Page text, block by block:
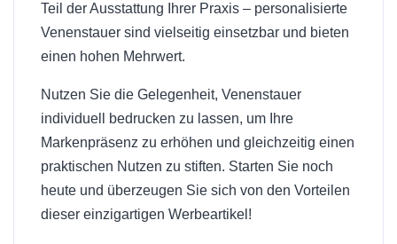
Teil der Ausstattung Ihrer Praxis – personalisierte
Venenstauer sind vielseitig einsetzbar und bieten
einen hohen Mehrwert.
Nutzen Sie die Gelegenheit, Venenstauer
individuell bedrucken zu lassen, um Ihre
Markenpräsenz zu erhöhen und gleichzeitig einen
praktischen Nutzen zu stiften. Starten Sie noch
heute und überzeugen Sie sich von den Vorteilen
dieser einzigartigen Werbeartikel!